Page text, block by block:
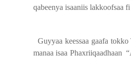
qabeenya isaaniis lakkoofsaa
Guyyaa keessaa gaafa tokko
manaa isaa Phaxriiqaadhaan